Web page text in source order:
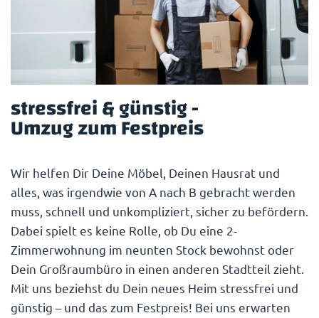
stressfrei & günstig -
Umzug zum Festpreis
Wir helfen Dir Deine Möbel, Deinen Hausrat und
alles, was irgendwie von A nach B gebracht werden
muss, schnell und unkompliziert, sicher zu befördern.
Dabei spielt es keine Rolle, ob Du eine 2-
Zimmerwohnung im neunten Stock bewohnst oder
Dein Großraumbüro in einen anderen Stadtteil zieht.
Mit uns beziehst du Dein neues Heim stressfrei und
günstig – und das zum Festpreis! Bei uns erwarten